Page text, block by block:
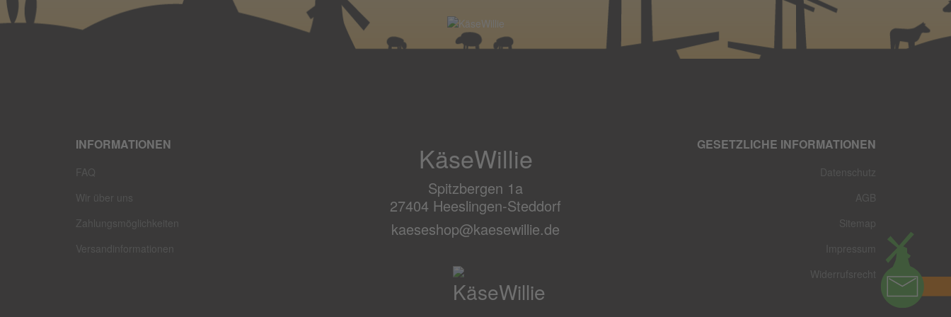
INFORMATIONEN
FAQ
Wir über uns
Zahlungsmöglichkeiten
Versandinformationen
KäseWillie
Spitzbergen 1a
27404 Heeslingen-Steddorf
kaeseshop@kaesewillie.de
GESETZLICHE INFORMATIONEN
Datenschutz
AGB
Sitemap
Impressum
Widerrufsrecht